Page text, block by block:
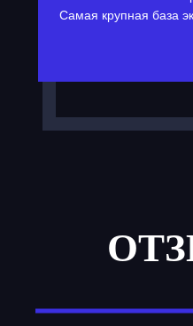
Самая крупная база